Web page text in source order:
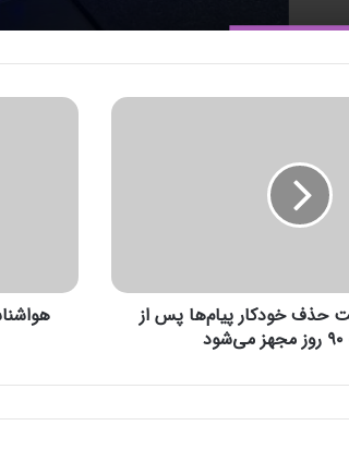
حذف خودکار پیام‌ها پس از
ه
ا
ن